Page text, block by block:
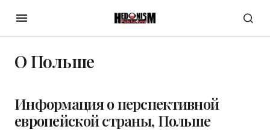
О Польше
Информация о перспективной
европейской страны, Польше